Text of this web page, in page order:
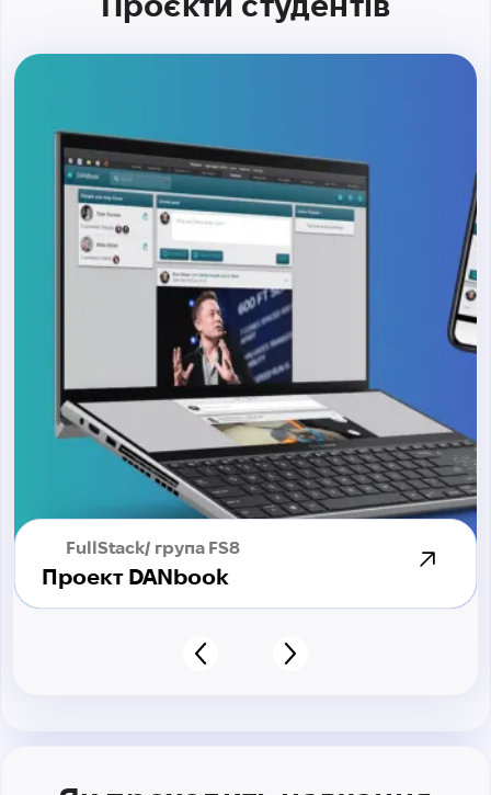
FullStack/ група FS8
Проект DANbook